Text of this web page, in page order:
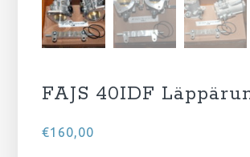
FAJS 40IDF
€160,00